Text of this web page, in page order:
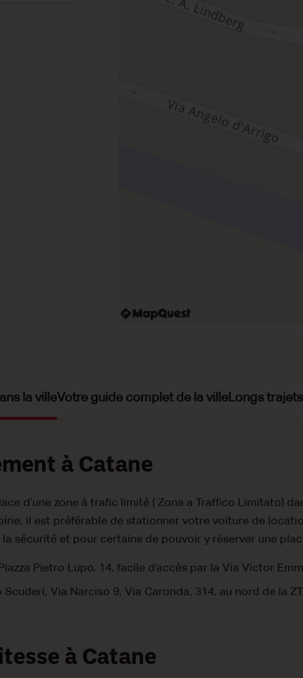
la villeVotre guide complet de la ville Longs
à Catane
d’une zone à trafic limité ( Zona a Traffico Limitato)
il est préférable de stationner votre voiture de
la sécurité et pour certains de pouvoir y réserver une
Pietro Lupo, 14, facile d’accès par la Via Victor
Scuderi, Via Narciso 9, Via Caronda, 314, au nord de la
à Catane